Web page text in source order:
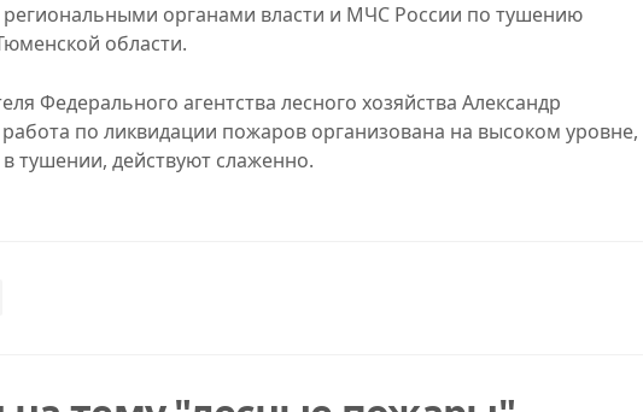
органами власти и МЧС России по тушению
области.
Федерального агентства лесного хозяйства Александр
по ликвидации пожаров организована на высоком уровне,
тушении, действуют слаженно.